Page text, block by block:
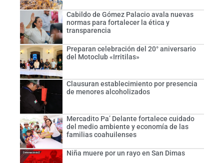
Cabildo de Gómez Palacio avala nuevas
normas para fortalecer la ética y
transparencia
Preparan celebración del 20° aniversario
del Motoclub «Irritilas»
Clausuran establecimiento por presencia
de menores alcoholizados
Mercadito Pa’ Delante fortalece cuidado
del medio ambiente y economía de las
familias coahuilenses
Niña muere por un rayo en San Dimas